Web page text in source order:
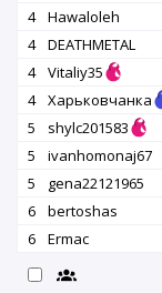
4
Hawaloleh
4
DEATHMETAL
4
Vitaliy35
4
Харьковчанка
5
shylc201583
5
ivanhomonaj67
5
gena22121965
6
bertoshas
6
Ermac